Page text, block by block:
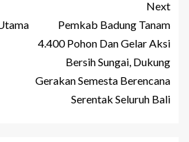
Next
Pemkab Badung Tanam
4.400 Pohon Dan Gelar Aksi
Bersih Sungai, Dukung
Gerakan Semesta Berencana
Serentak Seluruh Bali